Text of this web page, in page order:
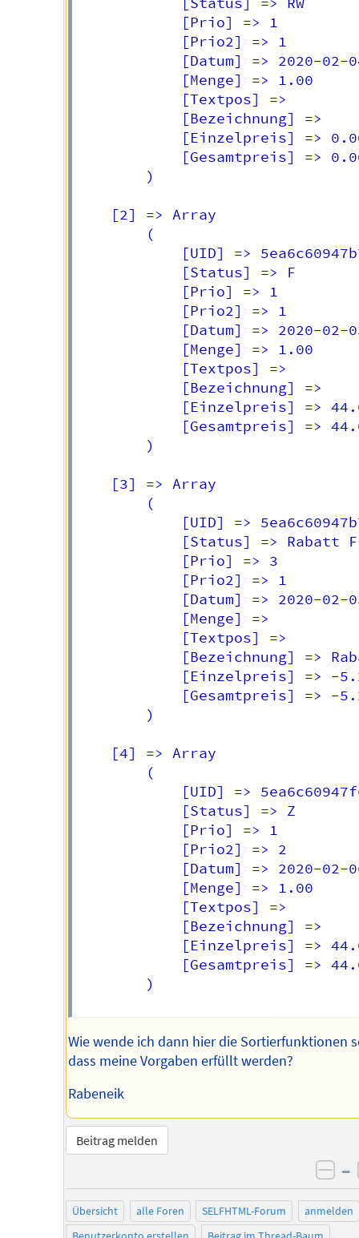
            [Prio] => 1
            [Prio2] => 1
[Datum] => 2020-02-
            [Menge] => 1.00
            [Textpos] =>
            [Bezeichnung] =>
[Einzelpreis] =>
[Gesamtpreis] =>
        )
    [2] => Array
        (
[UID] =>
            [Status] => F
            [Prio] => 1
            [Prio2] => 1
[Datum] => 2020-02-
            [Menge] => 1.00
            [Textpos] =>
            [Bezeichnung] =>
[Einzelpreis] =>
[Gesamtpreis] =>
        )
    [3] => Array
        (
[UID] =>
            [Status] => Rabatt F
            [Prio] => 3
            [Prio2] => 1
[Datum] => 2020-02-
            [Menge] =>
            [Textpos] =>
[Bezeichnung] =>
[Einzelpreis] => -
[Gesamtpreis] => -
        )
    [4] => Array
        (
[UID] =>
            [Status] => Z
            [Prio] => 1
            [Prio2] => 2
[Datum] => 2020-02-
            [Menge] => 1.00
            [Textpos] =>
            [Bezeichnung] =>
[Einzelpreis] =>
[Gesamtpreis] =>
        )
Wie wende ich dann hier die Sortierfunktionen
dass meine Vorgaben erfüllt werden?
Rabeneik
Beitrag melden
–
Übersicht alle Foren SELFHTML-Forum
anmelden